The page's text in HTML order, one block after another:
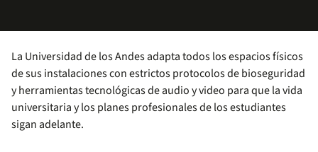
La Universidad de los Andes adapta todos los espacios físicos
de sus instalaciones con estrictos protocolos de bioseguridad
y herramientas tecnológicas de audio y video para que la vida
universitaria y los planes profesionales de los estudiantes
sigan adelante.